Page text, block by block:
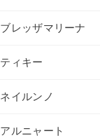
ブレッザマリーナ
ティキー
ネイルンノ
アルニャート